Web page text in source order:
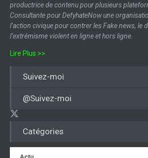
Catégories
productrice de contenu pour plusieurs
Consultante pour DefyhateNow une
l’action civique pour contrer les Fake news, le
l’extrémisme violent en ligne et hors ligne.
Lire Plus >>
Suivez-moi
@Suivez-moi